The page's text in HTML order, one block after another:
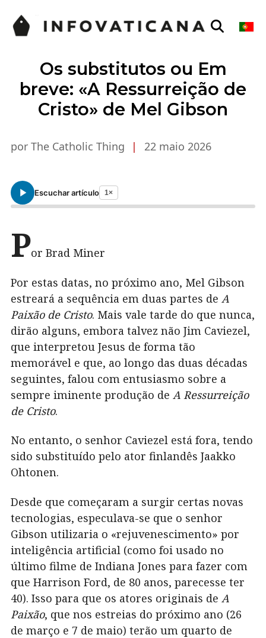
Os substitutos ou Em
breve: «A Ressurreição de
Cristo» de Mel Gibson
por The Catholic Thing | 22 maio 2026
Escuchar artículo 1×
Por Brad Miner
Por estas datas, no próximo ano, Mel Gibson
estreará a sequência em duas partes de A
Paixão de Cristo. Mais vale tarde do que nunca,
dirão alguns, embora talvez não Jim Caviezel,
que interpretou Jesus de forma tão
memorável e que, ao longo das duas décadas
seguintes, falou com entusiasmo sobre a
sempre iminente produção de A Ressurreição
de Cristo.
No entanto, o senhor Caviezel está fora, tendo
sido substituído pelo ator finlandês Jaakko
Ohtonen.
Desde que começaram a surgir certas novas
tecnologias, especulava-se que o senhor
Gibson utilizaria o «rejuvenescimento» por
inteligência artificial (como foi usado no
último filme de Indiana Jones para fazer com
que Harrison Ford, de 80 anos, parecesse ter
40). Isso para que os atores originais de A
Paixão, que nos estreias do próximo ano (26
de março e 7 de maio) terão um quarto de